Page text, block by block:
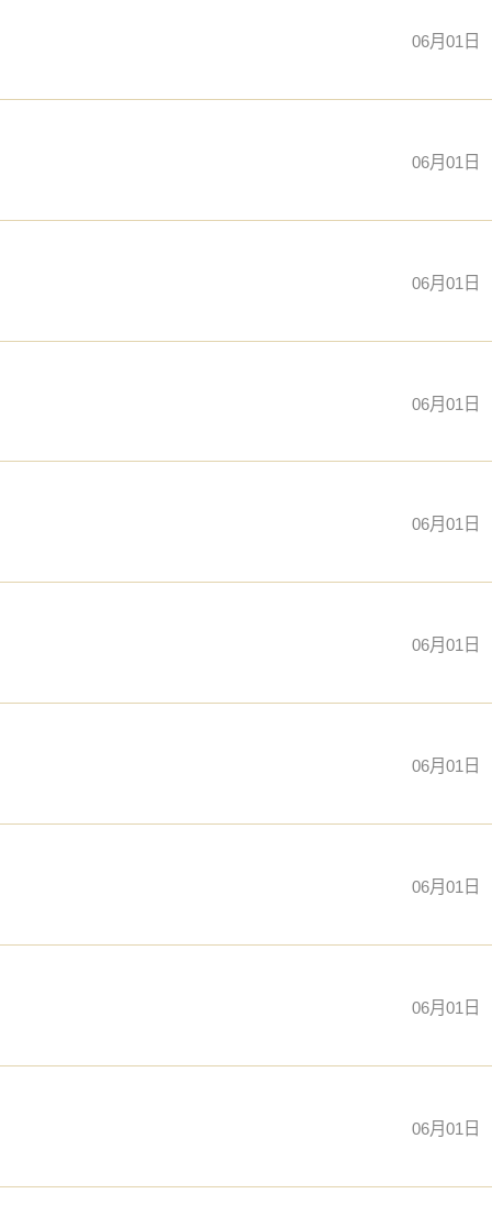
06月01日
06月01日
06月01日
06月01日
06月01日
06月01日
06月01日
06月01日
06月01日
06月01日